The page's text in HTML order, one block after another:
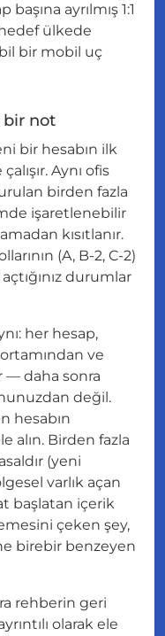
ayrılmış 1:1
ülkede
bir mobil uç
bir not
bir hesabın ilk
Aynı ofis
birden fazla
işaretlenebilir
kısıtlanır.
(A, B-2, C-2)
durumlar
her hesap,
ve
— daha sonra
değil.
hesabın
alın. Birden fazla
(yeni
varlık açan
başlatan içerik
çeken şey,
birebir benzeyen
rehberin geri
olarak ele